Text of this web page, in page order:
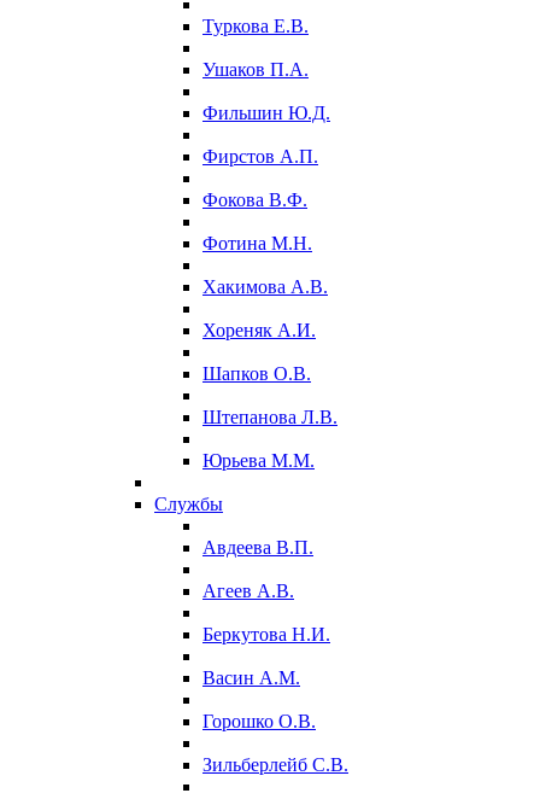
Туркова Е.В.
Ушаков П.А.
Фильшин Ю.Д.
Фирстов А.П.
Фокова В.Ф.
Фотина М.Н.
Хакимова А.В.
Хореняк А.И.
Шапков О.В.
Штепанова Л.В.
Юрьева М.М.
Службы
Авдеева В.П.
Агеев А.В.
Беркутова Н.И.
Васин А.М.
Горошко О.В.
Зильберлейб С.В.